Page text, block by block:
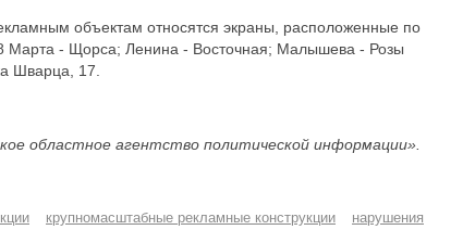
объектам относятся экраны, расположенные по
- Щорса; Ленина - Восточная; Малышева - Розы
Шварца, 17.
областное агентство политической информации».
крупномасштабные рекламные конструкции
нарушения